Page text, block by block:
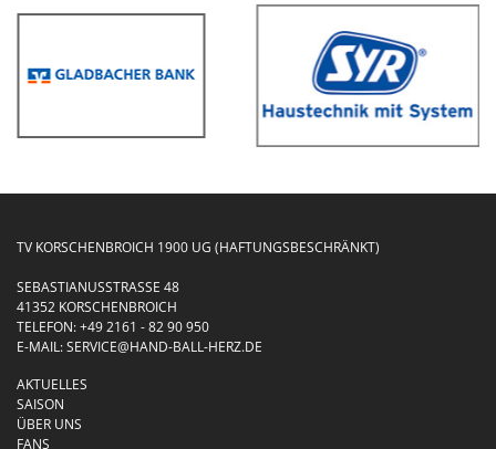
TV KORSCHENBROICH 1900 UG (HAFTUNGSBESCHRÄNKT)
SEBASTIANUSSTRASSE 48
41352 KORSCHENBROICH
TELEFON:+49 2161 - 82 90 950
E-MAIL:SERVICE@HAND-BALL-HERZ.DE
AKTUELLES
SAISON
ÜBER UNS
FANS